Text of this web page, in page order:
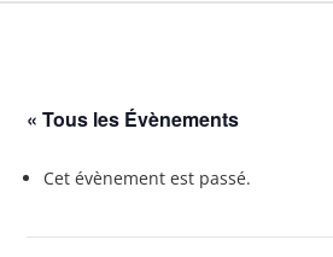
« Tous les Évènements
Cet évènement est passé.